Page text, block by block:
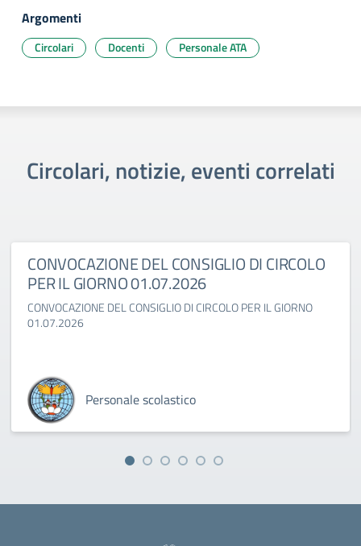
Argomenti
Circolari Docenti Personale ATA
Circolari, notizie, eventi correlati
CONVOCAZIONE DEL CONSIGLIO DI CIRCOLO
PER IL GIORNO 01.07.2026
CONVOCAZIONE DEL CONSIGLIO DI CIRCOLO PER IL GIORNO
01.07.2026
Personale scolastico